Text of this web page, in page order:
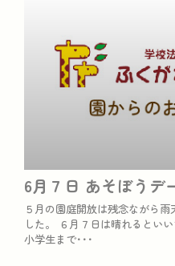
6月７日 あそぼう
５月の園庭開放は残念ながら
した。 ６月７日は晴れるとい
小学生まで･･･